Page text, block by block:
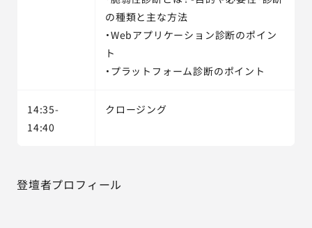
の種類と主な方法
・Webアプリケーション診断のポイン
ト
・プラットフォーム診断のポイント
14:35-
14:40
クロージング
登壇者プロフィール